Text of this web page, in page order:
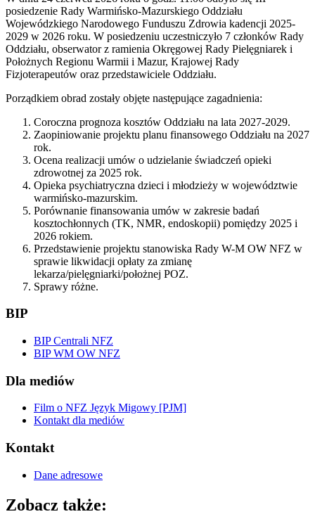
posiedzenie Rady Warmińsko-Mazurskiego Oddziału
Wojewódzkiego Narodowego Funduszu Zdrowia kadencji 2025-
2029 w 2026 roku. W posiedzeniu uczestniczyło 7 członków Rady
Oddziału, obserwator z ramienia Okręgowej Rady Pielęgniarek i
Położnych Regionu Warmii i Mazur, Krajowej Rady
Fizjoterapeutów oraz przedstawiciele Oddziału.
Porządkiem obrad zostały objęte następujące zagadnienia:
Coroczna prognoza kosztów Oddziału na lata 2027-2029.
Zaopiniowanie projektu planu finansowego Oddziału na 2027
rok.
Ocena realizacji umów o udzielanie świadczeń opieki
zdrowotnej za 2025 rok.
Opieka psychiatryczna dzieci i młodzieży w województwie
warmińsko-mazurskim.
Porównanie finansowania umów w zakresie badań
kosztochłonnych (TK, NMR, endoskopii) pomiędzy 2025 i
2026 rokiem.
Przedstawienie projektu stanowiska Rady W-M OW NFZ w
sprawie likwidacji opłaty za zmianę
lekarza/pielęgniarki/położnej POZ.
Sprawy różne.
BIP
BIP Centrali NFZ
BIP WM OW NFZ
Dla mediów
Film o NFZ Język Migowy [PJM]
Kontakt dla mediów
Kontakt
Dane adresowe
Zobacz także: